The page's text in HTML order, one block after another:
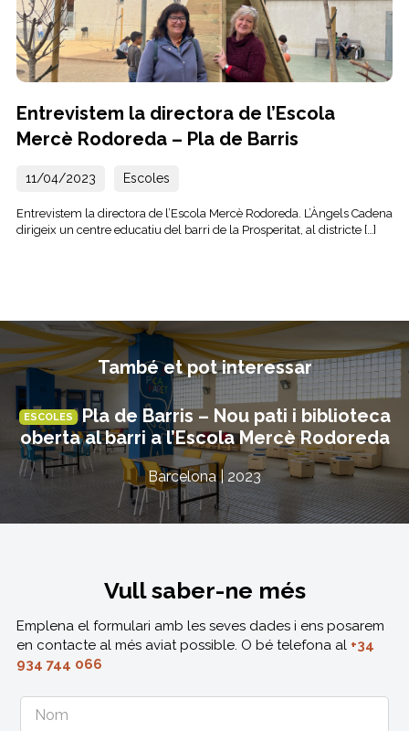
Entrevistem la directora de l’Escola
Mercè Rodoreda – Pla de Barris
11/04/2023 Escoles
Entrevistem la directora de l’Escola Mercè Rodoreda. L’Àngels Cadena
dirigeix un centre educatiu del barri de la Prosperitat, al districte […]
També et pot interessar
ESCOLES Pla de Barris – Nou pati i biblioteca
oberta al barri a l’Escola Mercè Rodoreda
Barcelona | 2023
Vull saber-ne més
Emplena el formulari amb les seves dades i ens posarem
en contacte al més aviat possible. O bé telefona al +34
934 744 066